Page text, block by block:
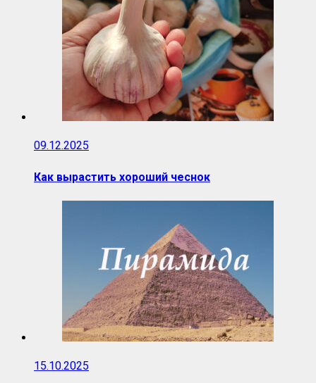
09.12.2025
Как вырастить хороший чеснок
15.10.2025